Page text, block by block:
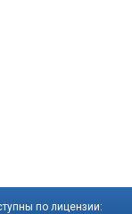
по лицензии: